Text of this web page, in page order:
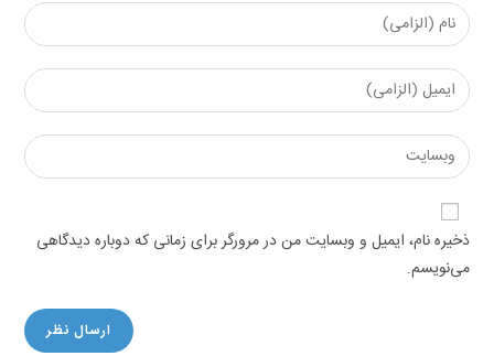
Enter
your
name
or
to
comment
Enter
your
email
address
comment
Enter
your
website
URL
(optional)
ذخیره نام، ایمیل و وبسایت من در مرورگر برای زمانی که دوباره دیدگاهی
می‌نویسم.